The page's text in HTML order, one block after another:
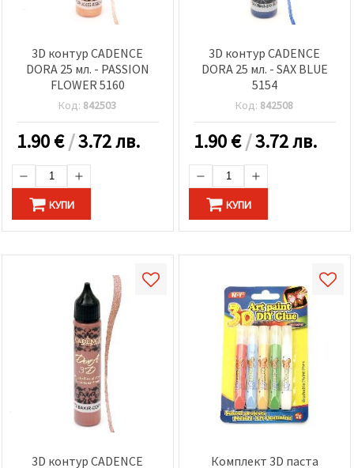
3D контур CADENCE
DORA 25 мл. - PASSION
FLOWER 5160
Код: 842503
1.90€/3.72 лв.
КУПИ
3D контур CADENCE
DORA 25 мл. - SAX BLUE
5154
Код: 842508
1.90€/3.72 лв.
КУПИ
3D контур CADENCE Комплект 3D паста